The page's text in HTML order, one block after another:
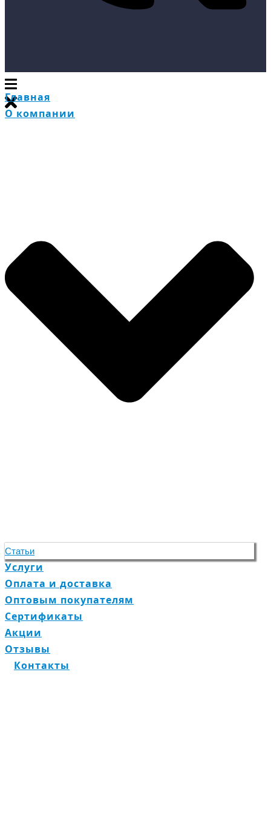
Главная
О компании
Статьи
Услуги
Оплата и доставка
Оптовым покупателям
Сертификаты
Акции
Отзывы
Контакты